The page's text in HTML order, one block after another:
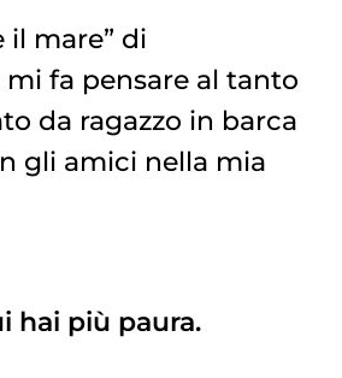
il mare” di
fa pensare al tanto
da ragazzo in barca
gli amici nella mia
hai più paura.